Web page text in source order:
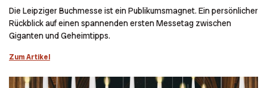
Die Leipziger Buchmesse ist ein Publikumsmagnet. Ein persönlicher
Rückblick auf einen spannenden ersten Messetag zwischen
Giganten und Geheimtipps.
Zum Artikel